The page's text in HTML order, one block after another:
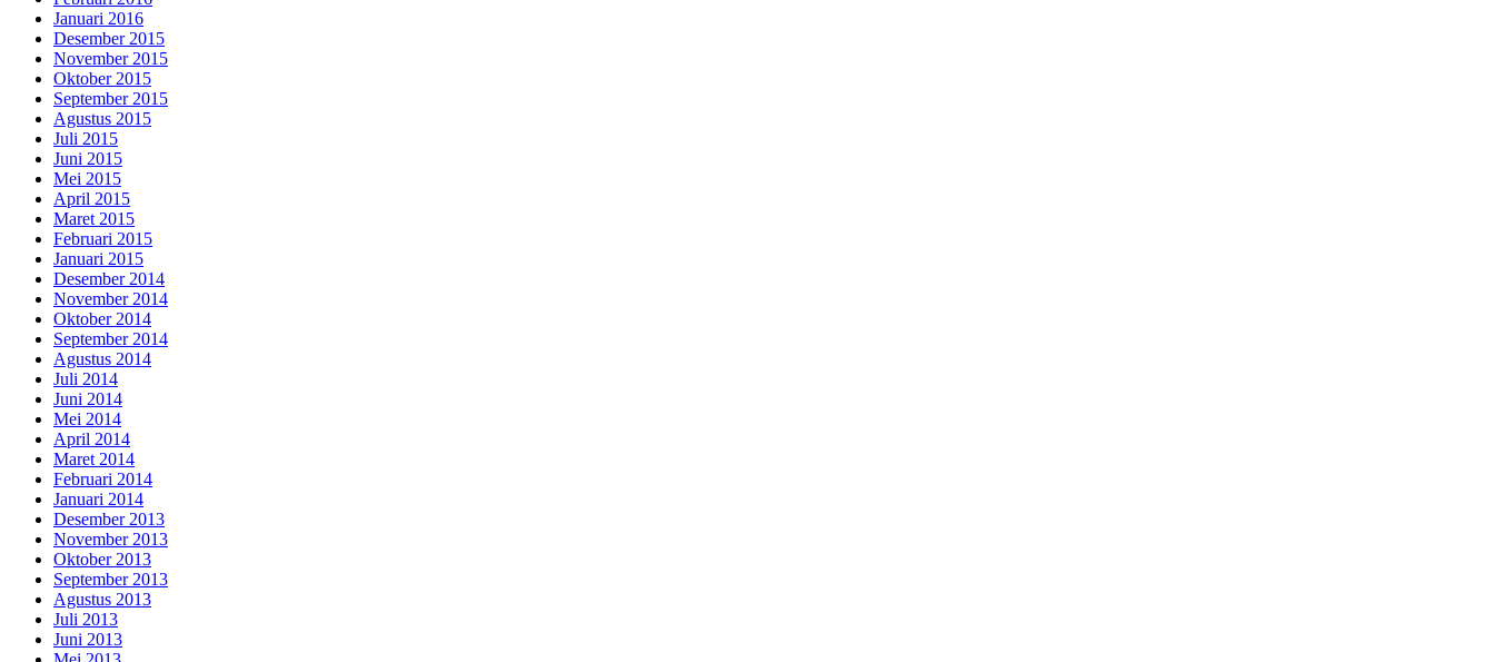
Januari 2016
Desember 2015
November 2015
Oktober 2015
September 2015
Agustus 2015
Juli 2015
Juni 2015
Mei 2015
April 2015
Maret 2015
Februari 2015
Januari 2015
Desember 2014
November 2014
Oktober 2014
September 2014
Agustus 2014
Juli 2014
Juni 2014
Mei 2014
April 2014
Maret 2014
Februari 2014
Januari 2014
Desember 2013
November 2013
Oktober 2013
September 2013
Agustus 2013
Juli 2013
Juni 2013